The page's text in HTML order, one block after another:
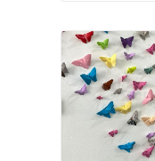
Olga
Lizama
Romero